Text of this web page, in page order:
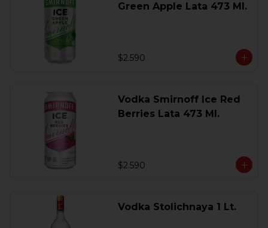
Green Apple Lata 473 Ml.
$2.590
Vodka Smirnoff Ice Red
Berries Lata 473 Ml.
$2.590
Vodka Stolichnaya 1 Lt.